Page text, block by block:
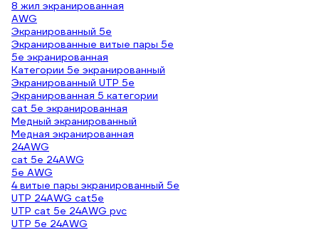
8 жил экранированная
AWG
Экранированный 5е
Экранированные витые пары 5e
5е экранированная
Категории 5е экранированный
Экранированный UTP 5е
Экранированная 5 категории
cat 5e экранированная
Медный экранированный
Медная экранированная
24AWG
cat 5e 24AWG
5e AWG
4 витые пары экранированный 5е
UTP 24AWG cat5e
UTP cat 5e 24AWG pvc
UTP 5e 24AWG